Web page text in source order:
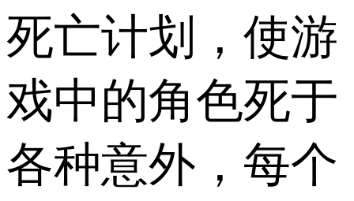
死亡计划，使游
戏中的角色死于
各种意外，每个